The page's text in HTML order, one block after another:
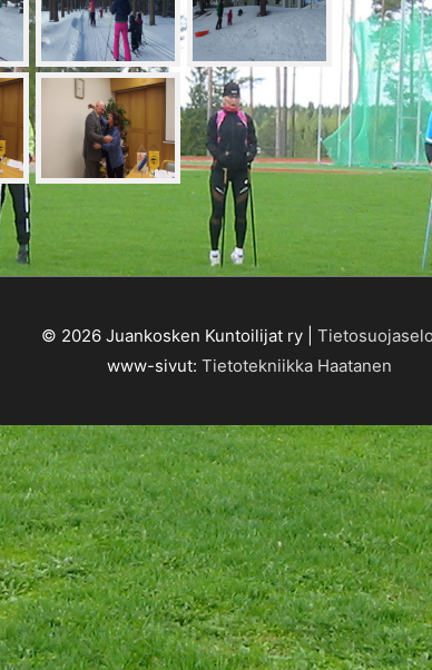
© 2026 Juankosken Kuntoilijat ry|
www-sivut: Tietotekniikka Haatanen